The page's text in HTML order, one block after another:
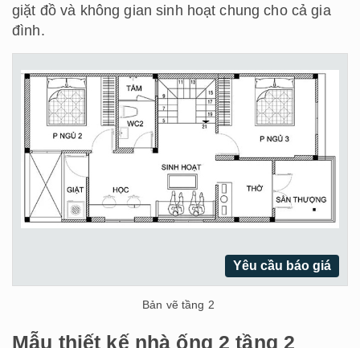
giặt đồ và không gian sinh hoạt chung cho cả gia
đình.
Yêu cầu báo giá
Bản vẽ tầng 2
Mẫu thiết kế nhà ống 2 tầng 2